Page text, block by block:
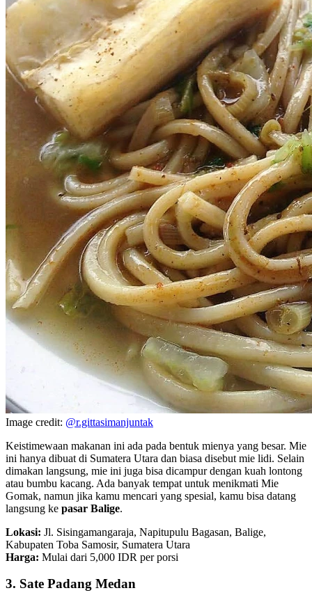
Image credit: @r.gittasimanjuntak
Keistimewaan makanan ini ada pada bentuk mienya yang besar. Mie
ini hanya dibuat di Sumatera Utara dan biasa disebut mie lidi. Selain
dimakan langsung, mie ini juga bisa dicampur dengan kuah lontong
atau bumbu kacang. Ada banyak tempat untuk menikmati Mie
Gomak, namun jika kamu mencari yang spesial, kamu bisa datang
langsung ke pasar Balige.
Lokasi: Jl. Sisingamangaraja, Napitupulu Bagasan, Balige,
Kabupaten Toba Samosir, Sumatera Utara
Harga: Mulai dari 5,000 IDR per porsi
3. Sate Padang Medan